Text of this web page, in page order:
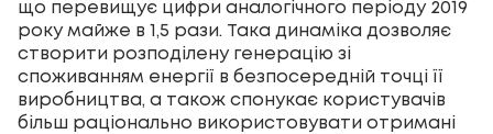
що перевищує цифри аналогічного періоду 2019
року майже в 1,5 рази. Така динаміка дозволяє
створити розподілену генерацію зі
споживанням енергії в безпосередній точці її
виробництва, а також спонукає користувачів
більш раціонально використовувати отримані